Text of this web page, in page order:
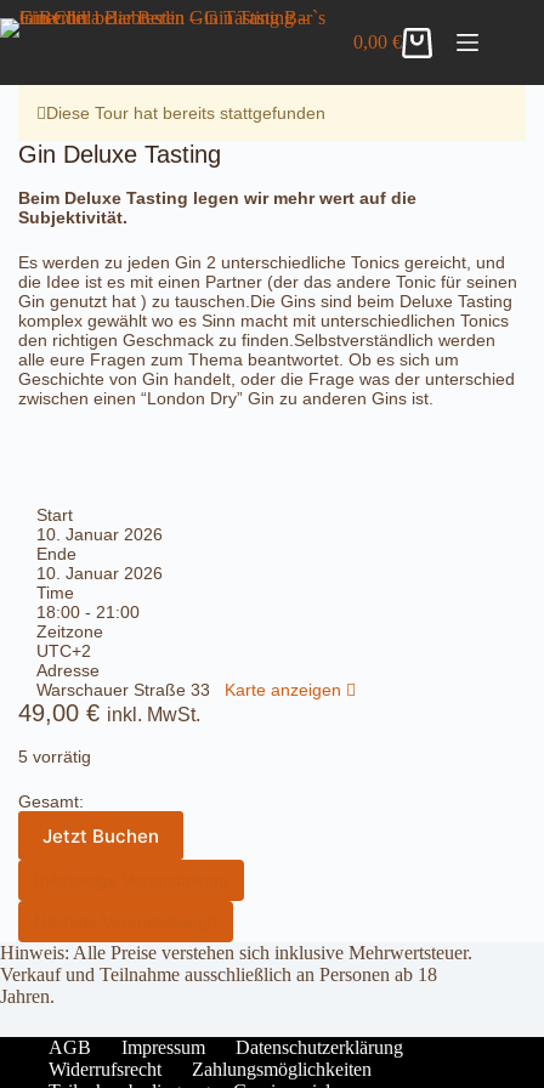
Zum
Inhalt
Gin Deluxe Tasting
Details anzeigen
Warenkorb
0,00€
Diese Tour hat bereits stattgefunden
Gin Deluxe Tasting
Beim Deluxe Tasting legen wir mehr wert auf die
Subjektivität.
Es werden zu jeden Gin 2 unterschiedliche Tonics gereicht, und
die Idee ist es mit einen Partner (der das andere Tonic für seinen
Gin genutzt hat ) zu tauschen.Die Gins sind beim Deluxe Tasting
komplex gewählt wo es Sinn macht mit unterschiedlichen Tonics
den richtigen Geschmack zu finden.Selbstverständlich werden
alle eure Fragen zum Thema beantwortet. Ob es sich um
Geschichte von Gin handelt, oder die Frage was der unterschied
zwischen einen “London Dry” Gin zu anderen Gins ist.
Start
10. Januar 2026
Ende
10. Januar 2026
Time
18:00 - 21:00
Zeitzone
UTC+2
Adresse
Warschauer Straße 33 Karte anzeigen
49,00 € inkl. MwSt.
5 vorrätig
Gesamt:
Jetzt Buchen
Hinweis: Alle Preise verstehen sich inklusive Mehrwertsteuer.
Verkauf und Teilnahme ausschließlich an Personen ab 18
Jahren.
AGB Impressum
Datenschutzerklärung
Widerrufsrecht
Zahlungsmöglichkeiten